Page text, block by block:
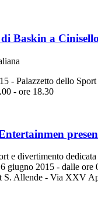
Baskin a
- Palazzetto dello
- ore 18.30
e divertimento
giugno 2015 - dalle ore
S. Allende - Via XXV